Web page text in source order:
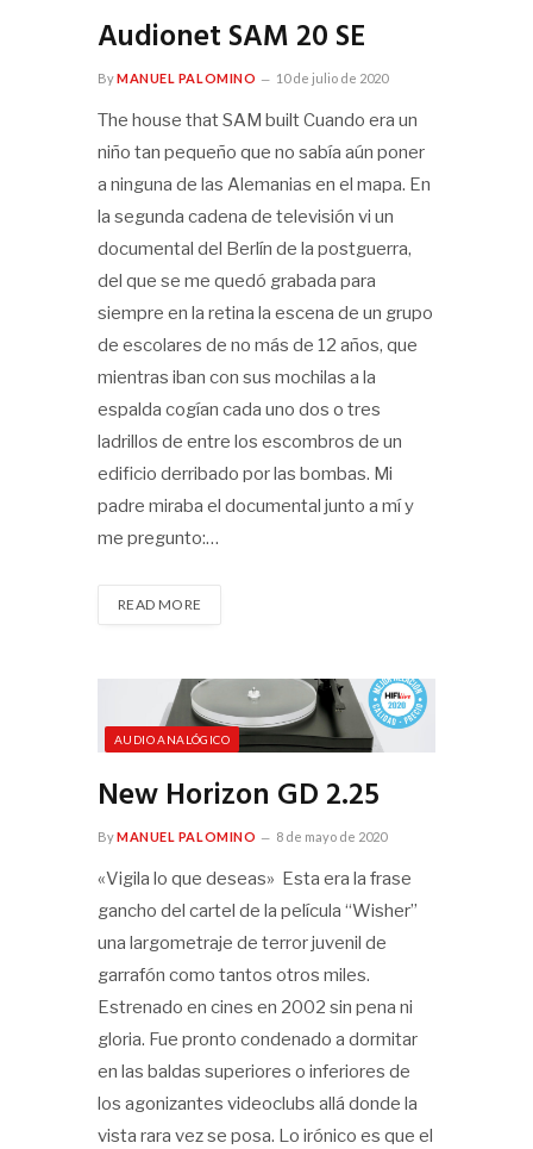
Audionet SAM 20 SE
ByMANUEL PALOMINO 10 de julio de 2020
The house that SAM built Cuando era un
niño tan pequeño que no sabía aún poner
a ninguna de las Alemanias en el mapa. En
la segunda cadena de televisión vi un
documental del Berlín de la postguerra,
del que se me quedó grabada para
siempre en la retina la escena de un grupo
de escolares de no más de 12 años, que
mientras iban con sus mochilas a la
espalda cogían cada uno dos o tres
ladrillos de entre los escombros de un
edificio derribado por las bombas. Mi
padre miraba el documental junto a mí y
me pregunto:…
READ MORE
AUDIO ANALÓGICO
New Horizon GD 2.25
ByMANUEL PALOMINO 8 de mayo de 2020
«Vigila lo que deseas» Esta era la frase
gancho del cartel de la película “Wisher”
una largometraje de terror juvenil de
garrafón como tantos otros miles.
Estrenado en cines en 2002 sin pena ni
gloria. Fue pronto condenado a dormitar
en las baldas superiores o inferiores de
los agonizantes videoclubs allá donde la
vista rara vez se posa. Lo irónico es que el